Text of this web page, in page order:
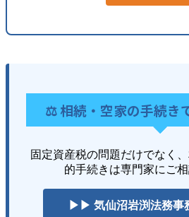
⚖️ 相続・空家の手続き
固定資産税の問題だけでなく
的手続きは専門家にご相
▶▶ 気仙沼岩渕法務事